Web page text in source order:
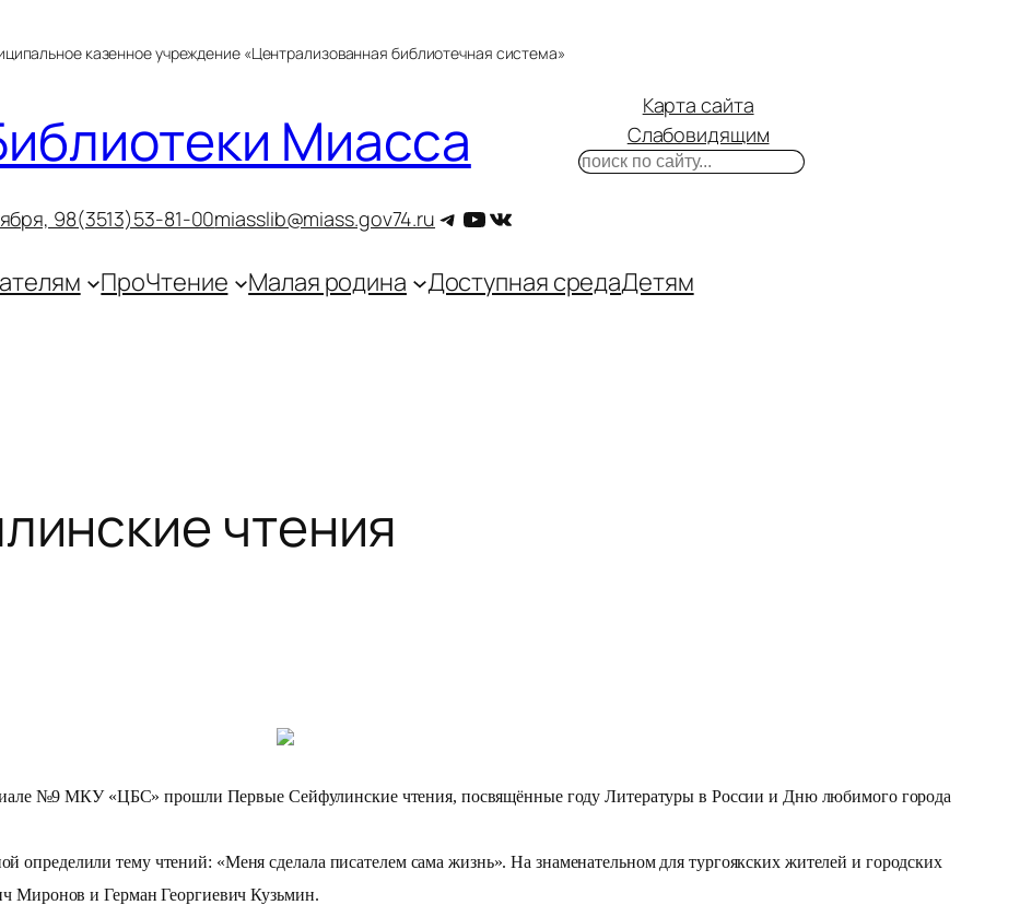
казенное учреждение «Централизованная библиотечная система»
Миасса
98(3513)53-81-00miasslib@miass.gov74.ru Telegram
YouTube
ВКонтакте
Карта сайта
Слабовидящим
Поиск
ПроЧтение Малая родина Доступная средаДетям
чтения
№9 МКУ «ЦБС» прошли Первые Сейфулинские чтения, посвящённые году Литературы в России и Дню любимого города
тему чтений: «Меня сделала писателем сама жизнь». На знаменательном для тургоякских жителей и городских
Миронов и Герман Георгиевич Кузьмин.